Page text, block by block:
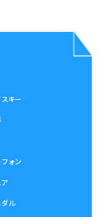
キー
ォン
ル